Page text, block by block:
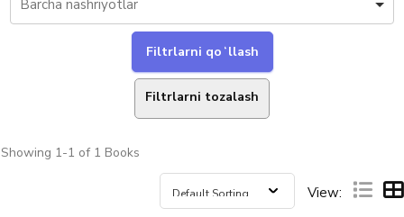
Filtrlarni tozalash
Showing 1-1 of 1 Books
View: